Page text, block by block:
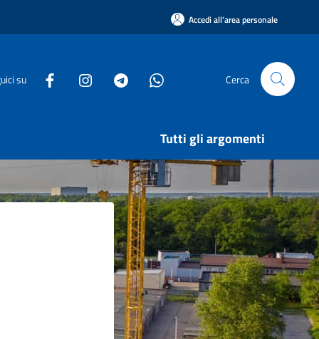
Accedi all'area personale
su Cerca
Tutti gli argomenti